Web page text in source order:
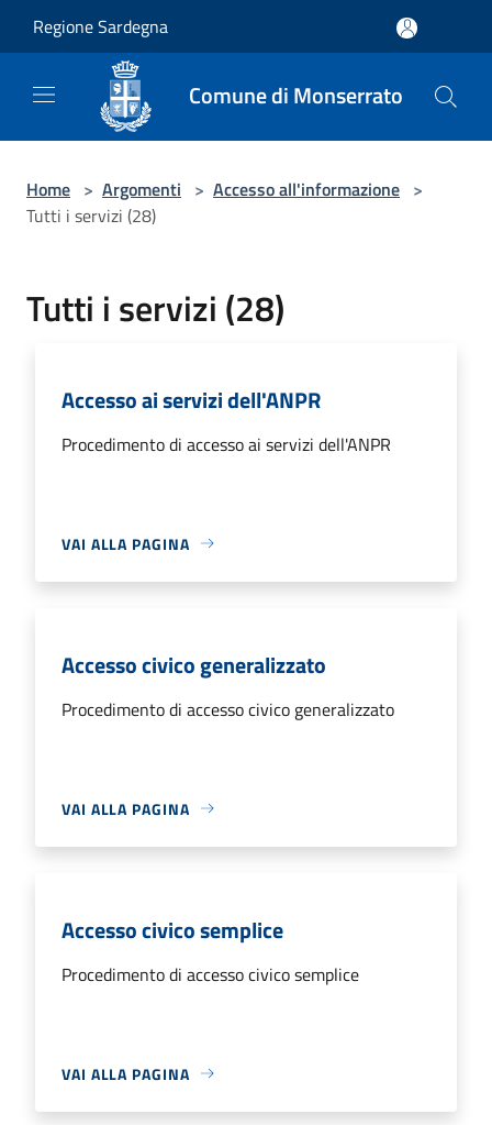
Regione Sardegna
Comune di Monserrato
Home > Argomenti > Accesso all'informazione >
Tutti i servizi (28)
Tutti i servizi (28)
Accesso ai servizi dell'ANPR
Procedimento di accesso ai servizi dell'ANPR
VAI ALLA PAGINA
Accesso civico generalizzato
Procedimento di accesso civico generalizzato
VAI ALLA PAGINA
Accesso civico semplice
Procedimento di accesso civico semplice
VAI ALLA PAGINA